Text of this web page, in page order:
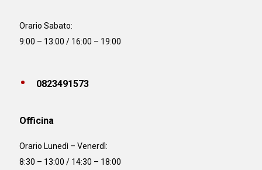
Orario Sabato:
9:00 – 13:00 / 16:00 – 19:00
0823491573
Officina
Orario Lunedì – Venerdì:
8:30 – 13:00 / 14:30 – 18:00